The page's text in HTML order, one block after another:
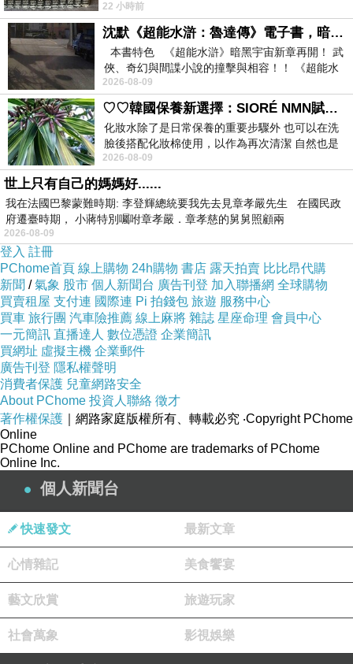
美國都沒對她這樣過，這全拜在他們到現在唱片
22 小時前
沈默《超能水滸：魯達傳》電子書，暗黑宇宙新章，一一五年八月璀璨上架！
本書特色 《超能水滸》暗黑宇宙新章再開！ 武
俠、奇幻與間諜小說的撞擊與相容！！ 《超能水
滸》系列第四部
2026-08-09
♡♡韓國保養新選擇：SIORÉ NMN賦活泡泡化妝水♡♡
化妝水除了是日常保養的重要步驟外 也可以在洗
臉後搭配化妝棉使用，以作為再次清潔 自然也是
我的保養必備品項 不過，我對於化妝
2026-08-09
世上只有自己的媽媽好......
我在法國巴黎蒙難時期: 李登輝總統要我先去見章孝嚴先生 在國民政
府遷臺時期， 小蔣特別囑咐章孝嚴．章孝慈的舅舅照顧兩
2026-08-09
登入 註冊
PChome首頁 線上購物 24h購物 書店 露天拍賣 比比昂代購
新聞 /氣象 股市 個人新聞台 廣告刊登 加入聯播網 全球購物
買賣租屋 支付連 國際連 Pi 拍錢包 旅遊 服務中心
買車 旅行團 汽車險推薦 線上麻將 雜誌 星座命理 會員中心
一元簡訊 直播達人 數位憑證 企業簡訊
買網址 虛擬主機 企業郵件
廣告刊登 隱私權聲明
消費者保護 兒童網路安全
About PChome 投資人聯絡 徵才
著作權保護 ｜網路家庭版權所有、轉載必究 ‧Copyright PChome
Online
PChome Online and PChome are trademarks of PChome
Online Inc.
個人新聞台
快速發文 最新文章
心情雜記 美食饗宴
藝文欣賞 旅遊玩家
社會萬象 影視娛樂